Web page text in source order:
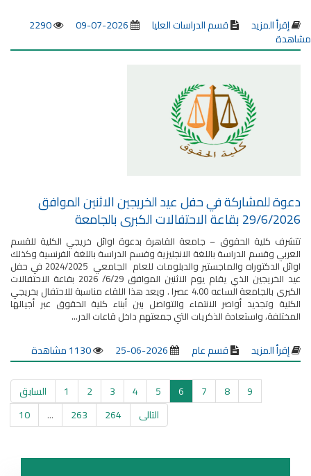
إقرأ المزيد قسم الدراسات العليا 2026-07-09
2290
مشاهدة
دعوة للمشاركة في حفل عيد الخريجين الاثنين الموافق
29/6/2026 بقاعة الاحتفالات الكبرى بالجامعة
تتشرف كلية الحقوق – جامعة القاهرة بدعوة اوائل خريجي الكلية للقسم
العربي وقسم الدراسة باللغة الانجليزية وقسم الدراسة باللغة الفرنسية وكذلك
اوائل الدكتوراه والماجستير والدبلومات للعام الجامعي 2024/2025 في حفل
عيد الخريجين الذي يقام يوم الاثنين الموافق 6/29/ 2026 بقاعة الاحتفالات
الكبرى بالجامعة الساعه 4.00 عصرا . ويعد هذا اللقاء مناسبة للاحتفال بخريجي
الكلية وتجديد أواصر الانتماء والتواصل بين أبناء كلية الحقوق عبر أجيالها
المختلفة، واستعادة الذكريات التي جمعتهم داخل قاعات الدر...
إقرأ المزيد قسم عام 2026-06-25 1130 مشاهدة
السابق 1 2 3 4 5 6 7 8
9
10
... 263 264 التالى